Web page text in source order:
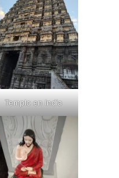
Templo en India